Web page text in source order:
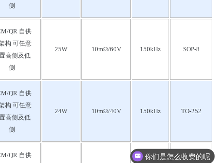
侧
QR 自供
构 可任意
高侧及低
侧
25W 10mΩ/60V 150kHz SOP-8
QR 自供
构 可任意
高侧及低
侧
24W 10mΩ/40V 150kHz TO-252
QR 自供
你们是怎么收费的呢